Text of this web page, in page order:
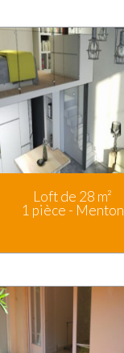
Loft de 28 m²
1 pièce - Menton